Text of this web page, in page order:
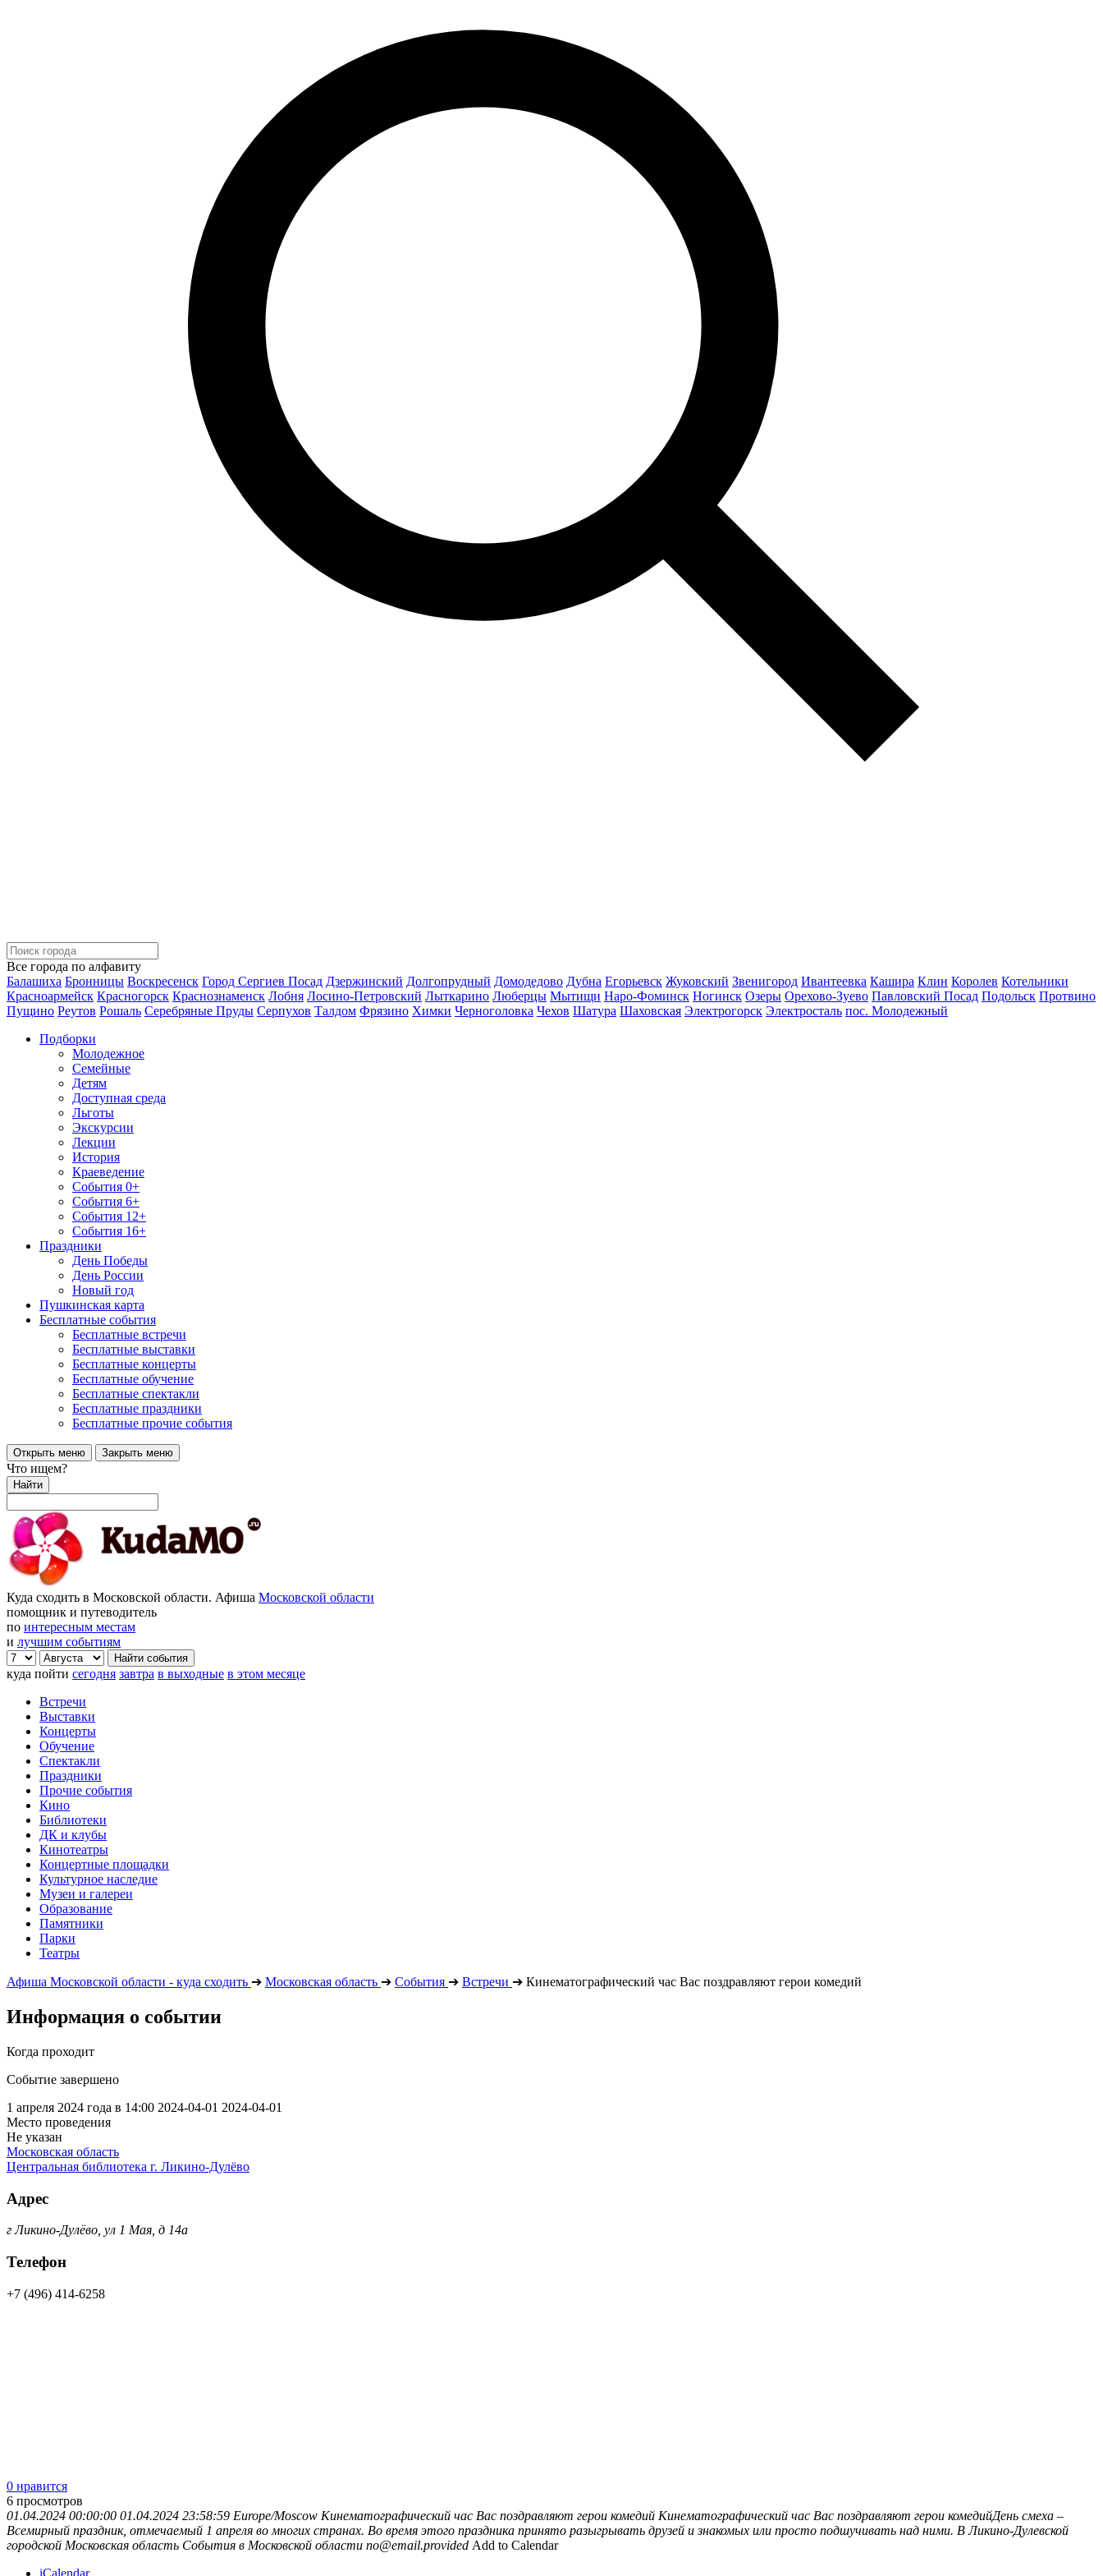
Все города по алфавиту
Балашиха Бронницы Воскресенск Город Сергиев Посад Дзержинский Долгопрудный Домодедово Дубна Егорьевск Жуковский Звенигород Ивантеевка Кашира Клин Королев Котельники
Красноармейск Красногорск Краснознаменск Лобня Лосино-Петровский Лыткарино Люберцы Мытищи Наро-Фоминск Ногинск Озеры Орехово-Зуево Павловский Посад Подольск Протвино
Пущино Реутов Рошаль Серебряные Пруды Серпухов Талдом Фрязино Химки Черноголовка Чехов Шатура Шаховская Электрогорск Электросталь пос. Молодежный
Подборки
Молодежное
Семейные
Детям
Доступная среда
Льготы
Экскурсии
Лекции
История
Краеведение
События 0+
События 6+
События 12+
События 16+
Праздники
День Победы
День России
Новый год
Пушкинская карта
Бесплатные события
Бесплатные встречи
Бесплатные выставки
Бесплатные концерты
Бесплатные обучение
Бесплатные спектакли
Бесплатные праздники
Бесплатные прочие события
Открыть меню Закрыть меню
Что ищем?
Найти
Куда сходить в Московской области. Афиша Московской области
помощник и путеводитель
по интересным местам
и лучшим событиям
куда пойти сегодня завтра в выходные в этом месяце
Встречи
Выставки
Концерты
Обучение
Спектакли
Праздники
Прочие события
Кино
Библиотеки
ДК и клубы
Кинотеатры
Концертные площадки
Культурное наследие
Музеи и галереи
Образование
Памятники
Парки
Театры
Афиша Московской области - куда сходить ➔ Московская область ➔ События ➔ Встречи ➔ Кинематографический час Вас поздравляют герои комедий
Информация о событии
Когда проходит
Событие завершено
1 апреля 2024 года в 14:00 2024-04-01 2024-04-01
Место проведения
Не указан
Московская область
Центральная библиотека г. Ликино-Дулёво
Адрес
г Ликино-Дулёво, ул 1 Мая, д 14а
Телефон
+7 (496) 414-6258
0 нравится
6 просмотров
01.04.2024 00:00:00 01.04.2024 23:58:59 Europe/Moscow Кинематографический час Вас поздравляют герои комедий Кинематографический час Вас поздравляют герои комедийДень смеха –
Всемирный праздник, отмечаемый 1 апреля во многих странах. Во время этого праздника принято разыгрывать друзей и знакомых или просто подшучивать над ними. В Ликино-Дулевской
городской Московская область События в Московской области no@email.provided Add to Calendar
iCalendar